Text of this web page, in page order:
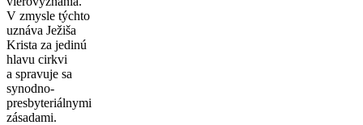
V zmysle týchto
uznáva Ježiša
Krista za jedinú
hlavu cirkvi
a spravuje sa
synodno-
presbyteriálnymi
zásadami.